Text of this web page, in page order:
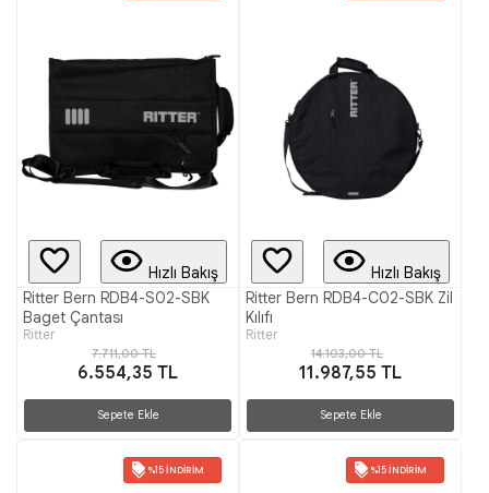
Hızlı Bakış
Ritter Bern RDB4-S02-SBK
Baget Çantası
Ritter
7.711,00 TL
6.554,35 TL
Sepete Ekle
Hızlı Bakış
Ritter Bern RDB4-C02-SBK Zil
Kılıfı
Ritter
14.103,00 TL
11.987,55 TL
Sepete Ekle
%15 İNDIRIM %15 İNDIRIM